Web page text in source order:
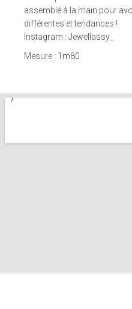
assemblé à la main pour
différentes et tendances !
Instagram : Jewellassy_
Mesure : 1m80